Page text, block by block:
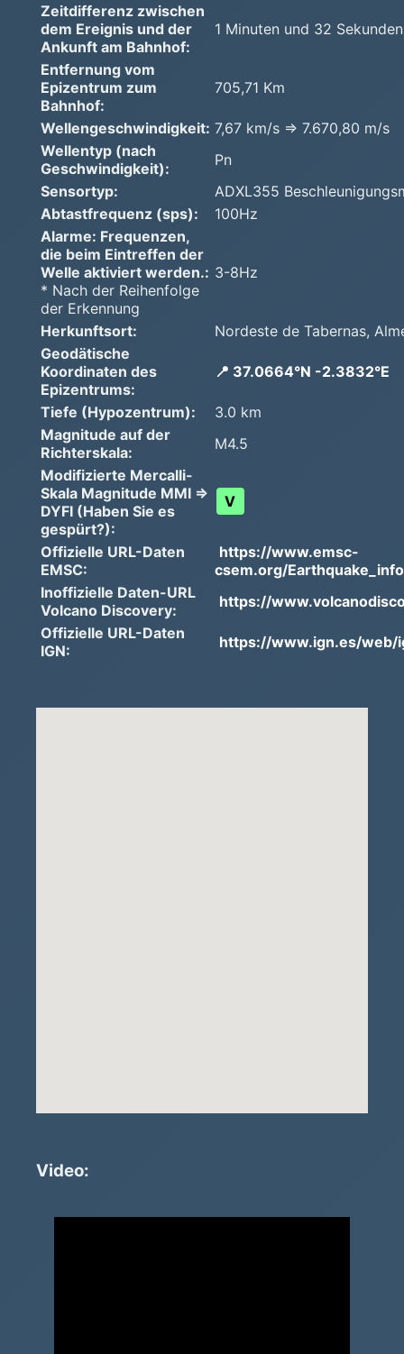
Zeitdifferenz zwischen
dem Ereignis und der
Ankunft am Bahnhof:
1 Minuten und 32 Sekunden
Entfernung vom
Epizentrum zum
Bahnhof:
705,71 Km
Wellengeschwindigkeit: 7,67 km/s => 7.670,80 m/s
Wellentyp (nach
Geschwindigkeit):
Pn
Sensortyp:
ADXL355
Abtastfrequenz (sps):
100Hz
Alarme: Frequenzen,
die beim Eintreffen der
Welle aktiviert werden.:
* Nach der Reihenfolge
der Erkennung
3-8Hz
Herkunftsort:
Nordeste de Tabernas,
Geodätische
Koordinaten des
Epizentrums:
📍 37.0664°N -2.3832°E
Tiefe (Hypozentrum):
3.0 km
Magnitude auf der
Richterskala:
M4.5
Modifizierte Mercalli-
Skala Magnitude MMI =>
DYFI (Haben Sie es
gespürt?):
V
Offizielle URL-Daten
EMSC:
https://www.emsc-
csem.org/
Inoffizielle Daten-URL
Volcano Discovery:
https://
Offizielle URL-Daten
IGN:
https://www.ign.es/
Video: